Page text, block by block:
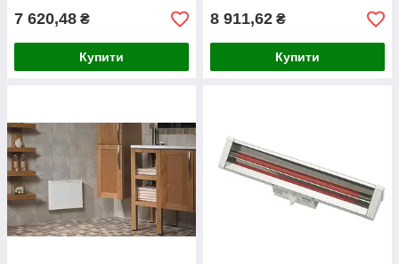
7 620,48 ₴
Купити
8 911,62 ₴
Купити